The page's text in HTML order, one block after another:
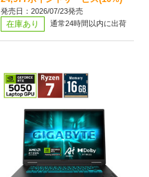
re i7 /メモリ：16GB /SSD：51
2GB /2026年7月モデル]
発売日：2026/07/23発売
在庫あり 通常24時間以内に出荷